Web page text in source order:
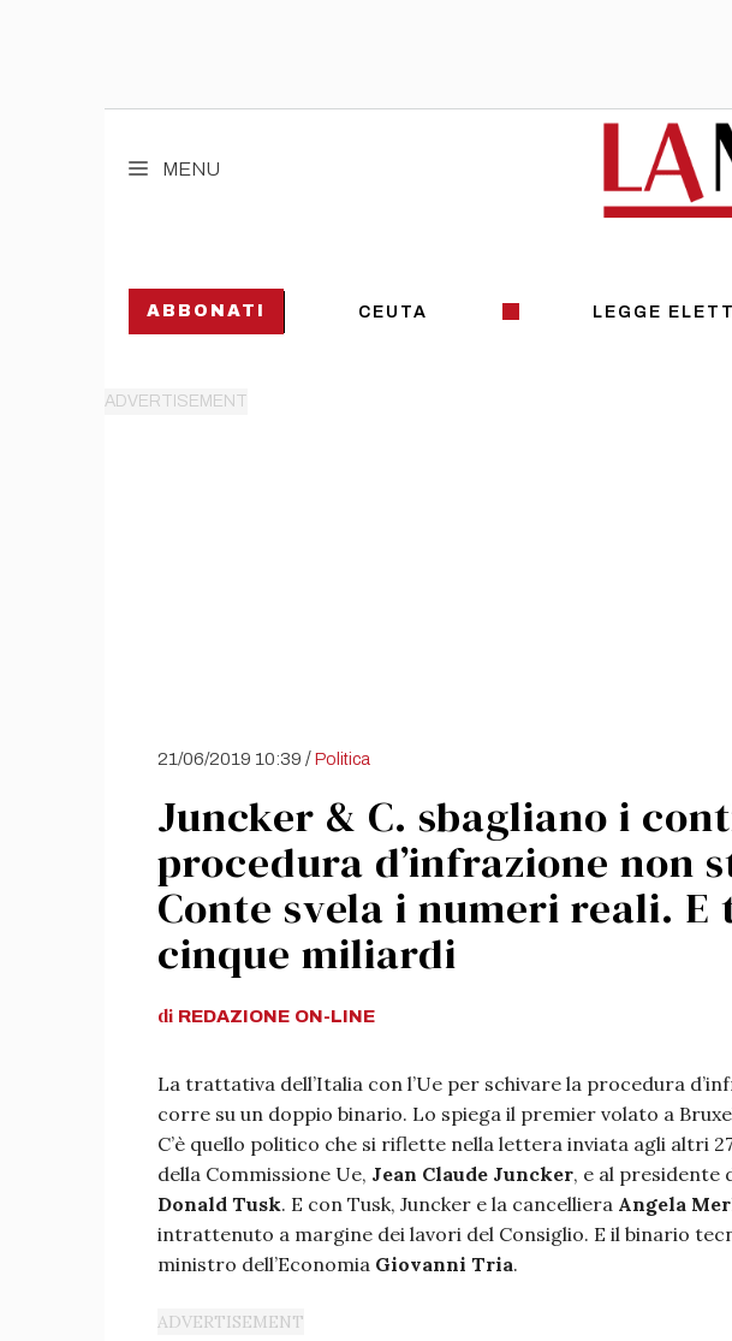
MENU
ABBONATI CEUTA LEGGE
21/06/2019 10:39 /Politica
Juncker & C. sbagliano i
procedura d’infrazione non
Conte svela i numeri reali.
cinque miliardi
di REDAZIONE ON-LINE
La trattativa dell’Italia con l’Ue per schivare la procedura
corre su un doppio binario. Lo spiega il premier volato a
C’è quello politico che si riflette nella lettera inviata agli altri
della Commissione Ue, Jean Claude Juncker, e al presidente
Donald Tusk. E con Tusk, Juncker e la cancelliera Angela
intrattenuto a margine dei lavori del Consiglio. E il binario
ministro dell’Economia Giovanni Tria.